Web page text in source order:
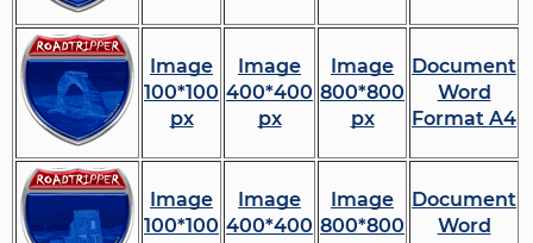
Image
100*100
px
Image
400*400
px
Image
800*800
px
Document
Word
Format A4
Image
100*100
Image
400*400
Image
800*800
Document
Word